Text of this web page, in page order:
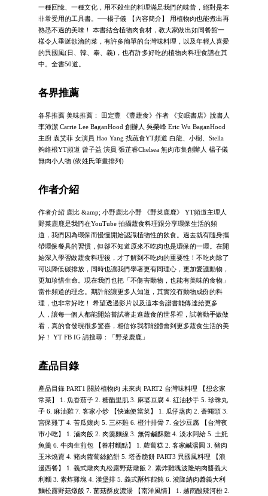
一種回憶、一種文化，用不殺生的料理滿足我們的味蕾，絕對是本
非常受用的工具書。──楊子儀 【內容簡介】 用植物肉也能煮出再
熟悉不過的美味！ 本書結合植物肉食材，教大家做出如同餐館一
樣令人垂涎欲滴的菜，有許多簡單的台灣味料理，以及年輕人喜愛
的異國風(日、韓、泰、義)，也有許多好吃的植物肉料理食譜在其
中。全書50道。
各界推薦
各界推薦 美味推薦： 田定豐 《豐蔬食》作者 《安眠書店》說書人
李沛潔 Carrie Lee BaganHood 創辦人 吳榮峰 Eric Wu BaganHood
主廚 袁艾菲 女演員 Hao Yang 找蔬食YT頻道 白龍、小樹、Stella
夠維根YT頻道 曾子益 演員 張芷睿Chelsea 無肉市集創辦人 楊子儀
無肉小人物 (依姓氏筆畫排列)
作者介紹
作者介紹 鹿比 &amp; 小野鹿比小野 《野菜鹿鹿》 YT頻道主理人
野菜鹿鹿是我們在YouTube 拍攝蔬食料理跟分享環保生活的頻
道，我們因為環保而慢慢開始認識植物性的飲食。過去就有隨身攜
帶環保餐具的習慣，但卻不知道原來不吃肉也是環保的一環。在開
始深入學習做蔬食料理後，才了解到不吃肉的重要性！不吃肉除了
可以降低碳排放，同時也讓我們學著更有同理心，更加愛護動物，
更加珍惜生命。現在我們也把「不傷害動物，也能有美味的食物」
當作頻道的理念。期許能讓更多人知道，其實沒有動物成份的料
理，也非常好吃！ 希望透過影片以及這本食譜書能傳達給更多
人，讓每一個人都能開始嘗試著走進蔬食的世界裡，試著動手做做
看，真的會發現很多驚喜，相信你我都能體會到更多蔬食生活的美
好！ YT FB IG 請搜尋：「野菜鹿鹿」
產品目錄
產品目錄 PART1 關於植物肉 未來肉 PART2 台灣味料理 【想念家
常菜】 1. 魚香茄子 2. 糖醋里肌 3. 麻婆豆腐 4. 紅油抄手 5. 珍珠丸
子 6. 麻油雞 7. 客家小炒 【快速便當菜】 1. 瓜仔蒸肉 2. 蒼蠅頭 3.
宮保雞丁 4. 苦瓜鑲肉 5. 三杯雞 6. 橙汁排骨 7. 金沙豆腐 【台灣夜
市小吃】 1. 滷肉飯 2. 肉羹麵線 3. 無骨鹹酥雞 4. 淡水阿給 5. 土魠
魚羹 6. 牛肉生煎包 【眷村麵點】 1. 蘿蔔糕 2. 客家鹹湯圓 3. 豬肉
玉米燒賣 4. 豬肉蘿蔔絲餡餅 5. 塔香脆餅 PART3 異國風料理 【浪
漫西餐】 1. 義式燉肉丸松露野菇燉飯 2. 素炸雞塊波隆納肉醬義大
利麵 3. 素炸雞塊 4. 漢堡排 5. 義式酥炸餛飩 6. 波隆納肉醬義大利
麵松露野菇燉飯 7. 菌菇酥皮濃湯 【南洋風情】 1. 越南酸辣河粉 2.